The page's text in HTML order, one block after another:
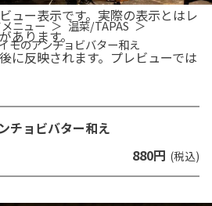
ニュー
温菜/TAPAS
モのアンチョビバター和え
ュー表示です。実際の表示とはレ
あります。
に反映されます。プレビューでは
チョビバター和え
880円 (税込)